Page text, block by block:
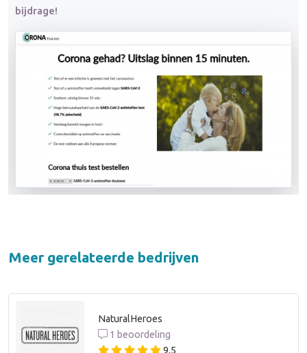
bijdrage!
Meer gerelateerde bedrijven
NaturalHeroes
1 beoordeling
9,5